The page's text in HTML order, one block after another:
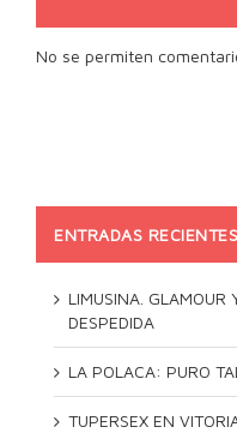
No se permiten
ENTRADAS RECIENTES
LIMUSINA. GLAMOUR
DESPEDIDA
LA POLACA: PURO
TUPERSEX EN